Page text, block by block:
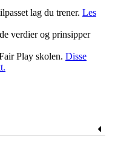
lag du trener. Les
verdier og prinsipper
Play skolen. Disse